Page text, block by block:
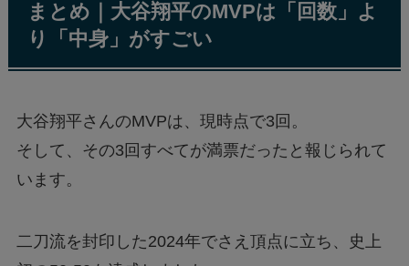
まとめ｜大谷翔平のMVPは「回数」よ
り「中身」がすごい
大谷翔平さんのMVPは、現時点で3回。
そして、その3回すべてが満票だったと報じられて
います。
二刀流を封印した2024年でさえ頂点に立ち、史上